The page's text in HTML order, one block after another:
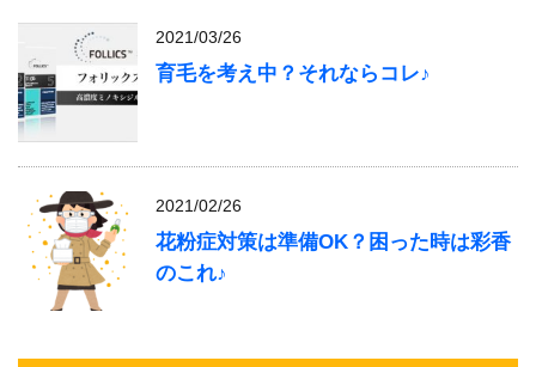
2021/03/26
育毛を考え中？それならコレ♪
2021/02/26
花粉症対策は準備OK？困った時は彩香
のこれ♪